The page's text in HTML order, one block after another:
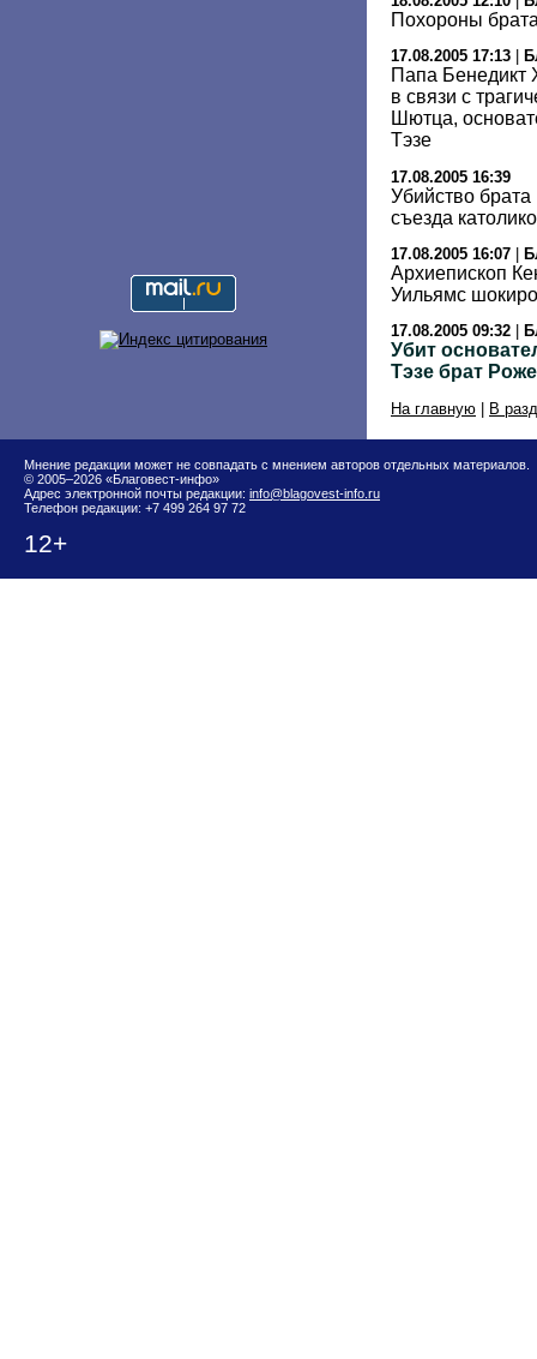
Похороны
17.08.2005 17:13
Папа Бенедикт
в связи с
Шютца,
Тэзе
17.08.2005 16:39
Убийство
съезда
17.08.2005 16:07
Архиепископ
Уильямс
17.08.2005 09:32
Убит
Тэзе брат
На главную | В
Мнение редакции может не совпадать с мнением авторов отдельных материалов.
© 2005–2026 «Благовест-инфо»
Адрес электронной почты редакции: info@blagovest-info.ru
Телефон редакции: +7 499 264 97 72
12+